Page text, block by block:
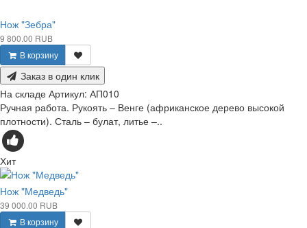
Нож "Зебра"
9 800.00 RUB
В корзину
Заказ в один клик
На складе Артикул: АП010
Ручная работа. Рукоять – Венге (африканское дерево высокой
плотности). Сталь – булат, литье –..
Хит
Нож "Медведь"
39 000.00 RUB
В корзину